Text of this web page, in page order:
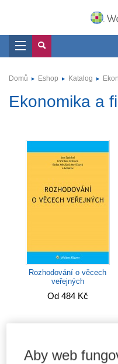
Domů Eshop Katalog
Ekonomika a
Rozhodování o věcech
veřejných
Od 484 Kč
Aby web